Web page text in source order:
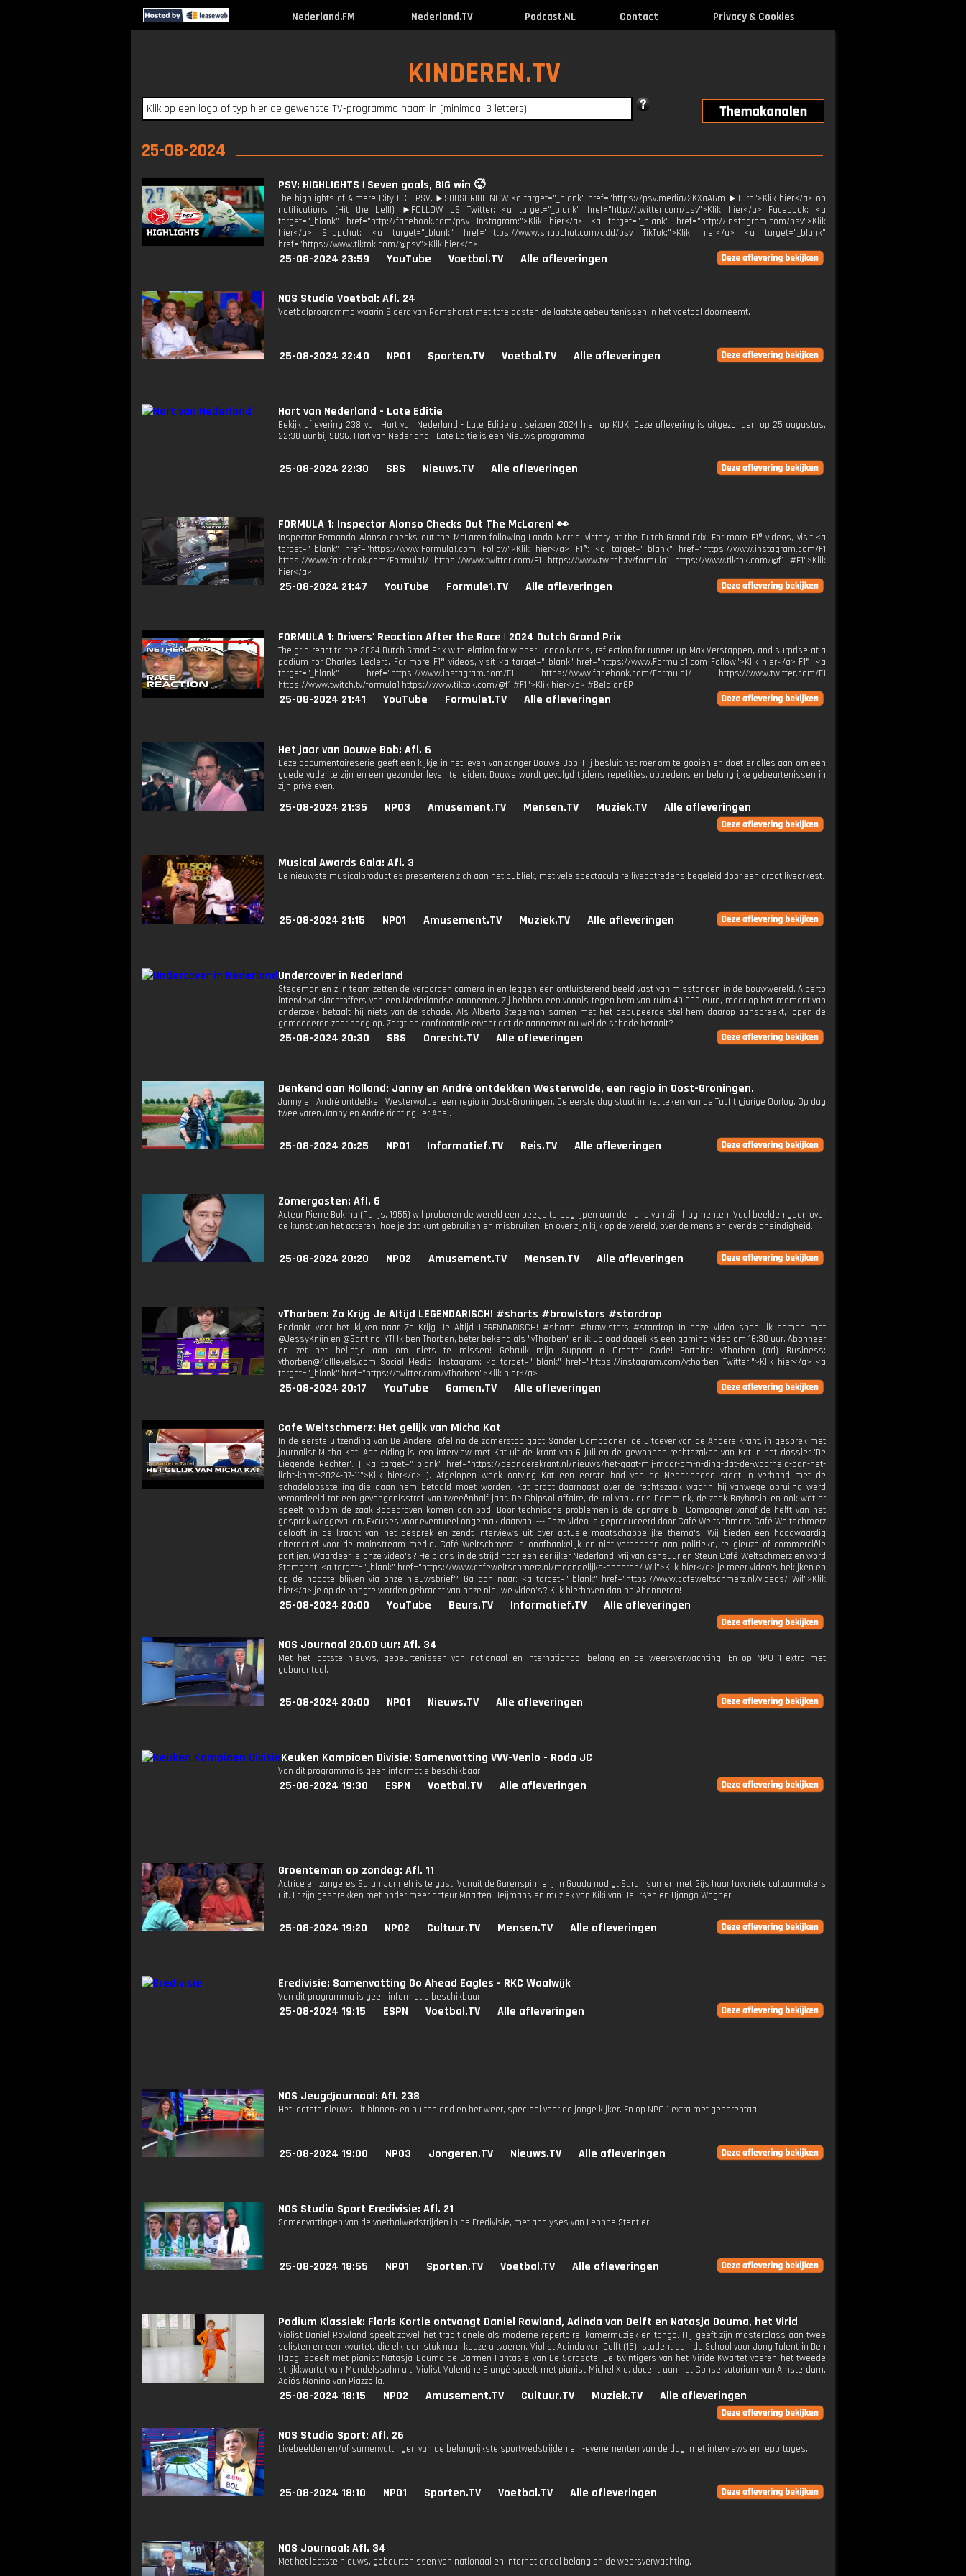
Nederland.FM Nederland.TV Podcast.NL Contact Privacy & Cookies
KINDEREN.TV
25-08-2024
PSV: HIGHLIGHTS | Seven goals, BIG win 🥵
The highlights of Almere City FC - PSV. ►SUBSCRIBE NOW <a target="_blank" href="https://psv.media/2KXaA6m ►Turn">Klik hier</a> on
notifications (Hit the bell!) ►FOLLOW US Twitter: <a target="_blank" href="http://twitter.com/psv">Klik hier</a> Facebook: <a
target="_blank" href="http://facebook.com/psv Instagram:">Klik hier</a> <a target="_blank" href="http://instagram.com/psv">Klik
hier</a> Snapchat: <a target="_blank" href="https://www.snapchat.com/add/psv TikTok:">Klik hier</a> <a target="_blank"
href="https://www.tiktok.com/@psv">Klik hier</a>
25-08-2024 23:59 YouTube Voetbal.TV Alle afleveringen
NOS Studio Voetbal: Afl. 24
Voetbalprogramma waarin Sjoerd van Ramshorst met tafelgasten de laatste gebeurtenissen in het voetbal doorneemt.
25-08-2024 22:40 NPO1 Sporten.TV Voetbal.TV Alle afleveringen
Hart van Nederland - Late Editie
Bekijk aflevering 238 van Hart van Nederland - Late Editie uit seizoen 2024 hier op KIJK. Deze aflevering is uitgezonden op 25 augustus,
22:30 uur bij SBS6. Hart van Nederland - Late Editie is een Nieuws programma
25-08-2024 22:30 SBS Nieuws.TV Alle afleveringen
FORMULA 1: Inspector Alonso Checks Out The McLaren! 👀
Inspector Fernando Alonso checks out the McLaren following Lando Norris' victory at the Dutch Grand Prix! For more F1® videos, visit <a
target="_blank" href="https://www.Formula1.com Follow">Klik hier</a> F1®: <a target="_blank" href="https://www.instagram.com/F1
https://www.facebook.com/Formula1/ https://www.twitter.com/F1 https://www.twitch.tv/formula1 https://www.tiktok.com/@f1 #F1">Klik
hier</a>
25-08-2024 21:47 YouTube Formule1.TV Alle afleveringen
FORMULA 1: Drivers' Reaction After the Race | 2024 Dutch Grand Prix
The grid react to the 2024 Dutch Grand Prix with elation for winner Lando Norris, reflection for runner-up Max Verstappen, and surprise at a
podium for Charles Leclerc. For more F1® videos, visit <a target="_blank" href="https://www.Formula1.com Follow">Klik hier</a> F1®: <a
target="_blank" href="https://www.instagram.com/F1 https://www.facebook.com/Formula1/ https://www.twitter.com/F1
https://www.twitch.tv/formula1 https://www.tiktok.com/@f1 #F1">Klik hier</a> #BelgianGP
25-08-2024 21:41 YouTube Formule1.TV Alle afleveringen
Het jaar van Douwe Bob: Afl. 6
Deze documentaireserie geeft een kijkje in het leven van zanger Douwe Bob. Hij besluit het roer om te gooien en doet er alles aan om een
goede vader te zijn en een gezonder leven te leiden. Douwe wordt gevolgd tijdens repetities, optredens en belangrijke gebeurtenissen in
zijn privéleven.
25-08-2024 21:35 NPO3 Amusement.TV Mensen.TV Muziek.TV Alle afleveringen
Musical Awards Gala: Afl. 3
De nieuwste musicalproducties presenteren zich aan het publiek, met vele spectaculaire liveoptredens begeleid door een groot liveorkest.
25-08-2024 21:15 NPO1 Amusement.TV Muziek.TV Alle afleveringen
Undercover in Nederland
Stegeman en zijn team zetten de verborgen camera in en leggen een ontluisterend beeld vast van misstanden in de bouwwereld. Alberto
interviewt slachtoffers van een Nederlandse aannemer. Zij hebben een vonnis tegen hem van ruim 40.000 euro, maar op het moment van
onderzoek betaalt hij niets van de schade. Als Alberto Stegeman samen met het gedupeerde stel hem daarop aanspreekt, lopen de
gemoederen zeer hoog op. Zorgt de confrontatie ervoor dat de aannemer nu wel de schade betaalt?
25-08-2024 20:30 SBS Onrecht.TV Alle afleveringen
Denkend aan Holland: Janny en André ontdekken Westerwolde, een regio in Oost-Groningen.
Janny en André ontdekken Westerwolde, een regio in Oost-Groningen. De eerste dag staat in het teken van de Tachtigjarige Oorlog. Op dag
twee varen Janny en André richting Ter Apel.
25-08-2024 20:25 NPO1 Informatief.TV Reis.TV Alle afleveringen
Zomergasten: Afl. 6
Acteur Pierre Bokma (Parijs, 1955) wil proberen de wereld een beetje te begrijpen aan de hand van zijn fragmenten. Veel beelden gaan over
de kunst van het acteren, hoe je dat kunt gebruiken en misbruiken. En over zijn kijk op de wereld, over de mens en over de oneindigheid.
25-08-2024 20:20 NPO2 Amusement.TV Mensen.TV Alle afleveringen
vThorben: Zo Krijg Je Altijd LEGENDARISCH! #shorts #brawlstars #stardrop
Bedankt voor het kijken naar Zo Krijg Je Altijd LEGENDARISCH! #shorts #brawlstars #stardrop In deze video speel ik samen met
@JessyKnijn en @Santino_YT! Ik ben Thorben, beter bekend als "vThorben" en ik upload dagelijks een gaming video om 16:30 uur. Abonneer
en zet het belletje aan om niets te missen! Gebruik mijn Support a Creator Code! Fortnite: vThorben (ad) Business:
vthorben@4alllevels.com Social Media: Instagram: <a target="_blank" href="https://instagram.com/vthorben Twitter:">Klik hier</a> <a
target="_blank" href="https://twitter.com/vThorben">Klik hier</a>
25-08-2024 20:17 YouTube Gamen.TV Alle afleveringen
Cafe Weltschmerz: Het gelijk van Micha Kat
In de eerste uitzending van De Andere Tafel na de zomerstop gaat Sander Compagner, de uitgever van de Andere Krant, in gesprek met
journalist Micha Kat. Aanleiding is een interview met Kat uit de krant van 6 juli en de gewonnen rechtszaken van Kat in het dossier 'De
Liegende Rechter'. ( <a target="_blank" href="https://deanderekrant.nl/nieuws/het-gaat-mij-maar-om-n-ding-dat-de-waarheid-aan-het-
licht-komt-2024-07-11">Klik hier</a> ). Afgelopen week ontving Kat een eerste bod van de Nederlandse staat in verband met de
schadeloosstelling die aaan hem betaald moet worden. Kat praat daarnaast over de rechtszaak waarin hij vanwege opruiing werd
veroordeeld tot een gevangenisstraf van tweeënhalf jaar. De Chipsol affaire, de rol van Joris Demmink, de zaak Baybasin en ook wat er
speelt rondom de zaak Bodegraven komen aan bod. Door technische problemen is de opname bij Compagner vanaf de helft van het
gesprek weggevallen. Excuses voor eventueel ongemak daarvan. --- Deze video is geproduceerd door Café Weltschmerz. Café Weltschmerz
gelooft in de kracht van het gesprek en zendt interviews uit over actuele maatschappelijke thema's. Wij bieden een hoogwaardig
alternatief voor de mainstream media. Café Weltschmerz is onafhankelijk en niet verbonden aan politieke, religieuze of commerciële
partijen. Waardeer je onze video's? Help ons in de strijd naar een eerlijker Nederland, vrij van censuur en Steun Café Weltschmerz en word
Stamgast! <a target="_blank" href="https://www.cafeweltschmerz.nl/maandelijks-doneren/ Wil">Klik hier</a> je meer video's bekijken en
op de hoogte blijven via onze nieuwsbrief? Ga dan naar: <a target="_blank" href="https://www.cafeweltschmerz.nl/videos/ Wil">Klik
hier</a> je op de hoogte worden gebracht van onze nieuwe video's? Klik hierboven dan op Abonneren!
25-08-2024 20:00 YouTube Beurs.TV Informatief.TV Alle afleveringen
NOS Journaal 20.00 uur: Afl. 34
Met het laatste nieuws, gebeurtenissen van nationaal en internationaal belang en de weersverwachting. En op NPO 1 extra met
gebarentaal.
25-08-2024 20:00 NPO1 Nieuws.TV Alle afleveringen
Keuken Kampioen Divisie: Samenvatting VVV-Venlo - Roda JC
Van dit programma is geen informatie beschikbaar
25-08-2024 19:30 ESPN Voetbal.TV Alle afleveringen
Groenteman op zondag: Afl. 11
Actrice en zangeres Sarah Janneh is te gast. Vanuit de Garenspinnerij in Gouda nodigt Sarah samen met Gijs haar favoriete cultuurmakers
uit. Er zijn gesprekken met onder meer acteur Maarten Heijmans en muziek van Kiki van Deursen en Django Wagner.
25-08-2024 19:20 NPO2 Cultuur.TV Mensen.TV Alle afleveringen
Eredivisie: Samenvatting Go Ahead Eagles - RKC Waalwijk
Van dit programma is geen informatie beschikbaar
25-08-2024 19:15 ESPN Voetbal.TV Alle afleveringen
NOS Jeugdjournaal: Afl. 238
Het laatste nieuws uit binnen- en buitenland en het weer, speciaal voor de jonge kijker. En op NPO 1 extra met gebarentaal.
25-08-2024 19:00 NPO3 Jongeren.TV Nieuws.TV Alle afleveringen
NOS Studio Sport Eredivisie: Afl. 21
Samenvattingen van de voetbalwedstrijden in de Eredivisie, met analyses van Leonne Stentler.
25-08-2024 18:55 NPO1 Sporten.TV Voetbal.TV Alle afleveringen
Podium Klassiek: Floris Kortie ontvangt Daniel Rowland, Adinda van Delft en Natasja Douma, het Virid
Violist Daniel Rowland speelt zowel het traditionele als moderne repertoire, kamermuziek en tango. Hij geeft zijn masterclass aan twee
solisten en een kwartet, die elk een stuk naar keuze uitvoeren. Violist Adinda van Delft (15), student aan de School voor Jong Talent in Den
Haag, speelt met pianist Natasja Douma de Carmen-Fantasie van De Sarasate. De twintigers van het Viride Kwartet voeren het tweede
strijkkwartet van Mendelssohn uit. Violist Valentine Blangé speelt met pianist Michel Xie, docent aan het Conservatorium van Amsterdam,
Adiós Nonino van Piazzolla.
25-08-2024 18:15 NPO2 Amusement.TV Cultuur.TV Muziek.TV Alle afleveringen
NOS Studio Sport: Afl. 26
Livebeelden en/of samenvattingen van de belangrijkste sportwedstrijden en -evenementen van de dag, met interviews en reportages.
25-08-2024 18:10 NPO1 Sporten.TV Voetbal.TV Alle afleveringen
NOS Journaal: Afl. 34
Met het laatste nieuws, gebeurtenissen van nationaal en internationaal belang en de weersverwachting.